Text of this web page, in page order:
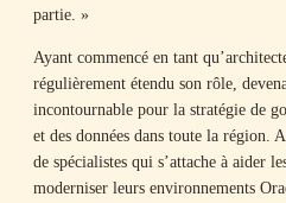
partie. »
Ayant commencé en tant
régulièrement étendu son rôle,
incontournable pour la stratégie de
et des données dans toute la région.
de spécialistes qui s’attache à aider
moderniser leurs environnements